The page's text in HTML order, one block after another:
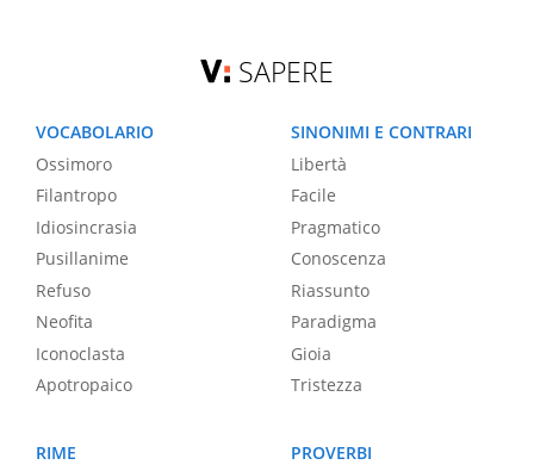
SAPERE
VOCABOLARIO
Ossimoro
Filantropo
Idiosincrasia
Pusillanime
Refuso
Neofita
Iconoclasta
Apotropaico
SINONIMI E CONTRARI
Libertà
Facile
Pragmatico
Conoscenza
Riassunto
Paradigma
Gioia
Tristezza
RIME
PROVERBI